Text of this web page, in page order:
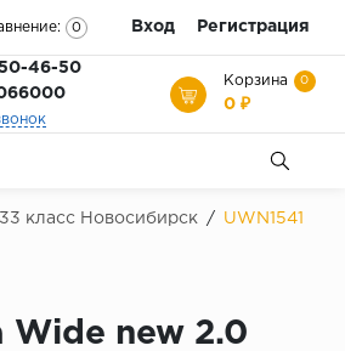
0 Вход Регистрация
46-50
Корзина 0
0 ₽
класс Новосибирск /
UWN1541
Wide new 2.0